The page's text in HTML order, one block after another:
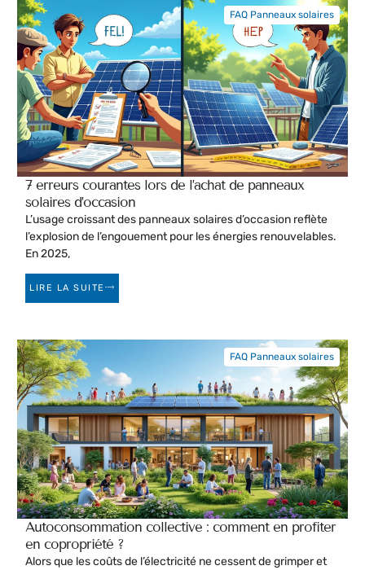
7 erreurs courantes lors de l’achat de panneaux
solaires d’occasion
L’usage croissant des panneaux solaires d’occasion reflète
l’explosion de l’engouement pour les énergies renouvelables.
En 2025,
LIRE LA SUITE
FAQ Panneaux solaires
Autoconsommation collective : comment en profiter
en copropriété ?
Alors que les coûts de l’électricité ne cessent de grimper et
FAQ Panneaux solaires